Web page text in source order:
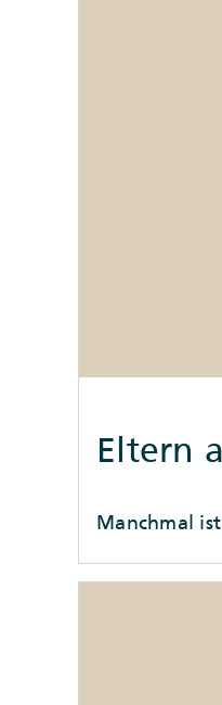
Eltern
Manchmal